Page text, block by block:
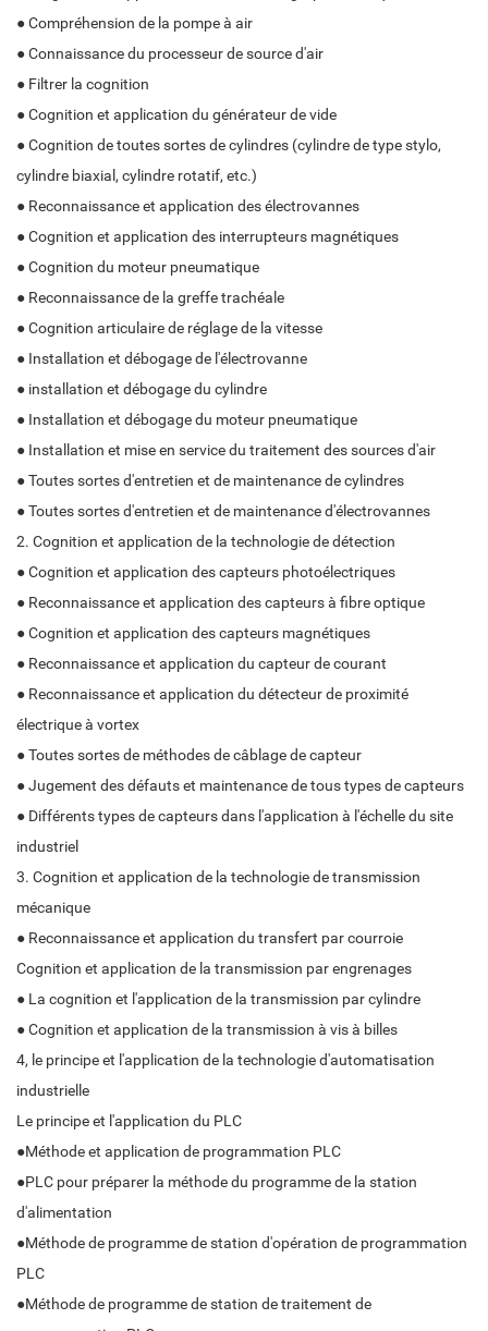
● Compréhension de la pompe à air
● Connaissance du processeur de source d'air
● Filtrer la cognition
● Cognition et application du générateur de vide
● Cognition de toutes sortes de cylindres (cylindre de type stylo,
cylindre biaxial, cylindre rotatif, etc.)
● Reconnaissance et application des électrovannes
● Cognition et application des interrupteurs magnétiques
● Cognition du moteur pneumatique
● Reconnaissance de la greffe trachéale
● Cognition articulaire de réglage de la vitesse
● Installation et débogage de l'électrovanne
● installation et débogage du cylindre
● Installation et débogage du moteur pneumatique
● Installation et mise en service du traitement des sources d'air
● Toutes sortes d'entretien et de maintenance de cylindres
● Toutes sortes d'entretien et de maintenance d'électrovannes
2. Cognition et application de la technologie de détection
● Cognition et application des capteurs photoélectriques
● Reconnaissance et application des capteurs à fibre optique
● Cognition et application des capteurs magnétiques
● Reconnaissance et application du capteur de courant
● Reconnaissance et application du détecteur de proximité
électrique à vortex
● Toutes sortes de méthodes de câblage de capteur
● Jugement des défauts et maintenance de tous types de capteurs
● Différents types de capteurs dans l'application à l'échelle du site
industriel
3. Cognition et application de la technologie de transmission
mécanique
● Reconnaissance et application du transfert par courroie
Cognition et application de la transmission par engrenages
● La cognition et l'application de la transmission par cylindre
● Cognition et application de la transmission à vis à billes
4, le principe et l'application de la technologie d'automatisation
industrielle
Le principe et l'application du PLC
●Méthode et application de programmation PLC
●PLC pour préparer la méthode du programme de la station
d'alimentation
●Méthode de programme de station d'opération de programmation
PLC
●Méthode de programme de station de traitement de